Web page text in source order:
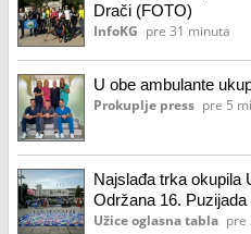
Drači (FOTO)
InfoKG pre 31 minuta
U obe ambulante
Prokuplje press pre 5
Najslađa trka okupila
Održana 16.
„Roditelj“(foto/video)
Užice oglasna tabla pre